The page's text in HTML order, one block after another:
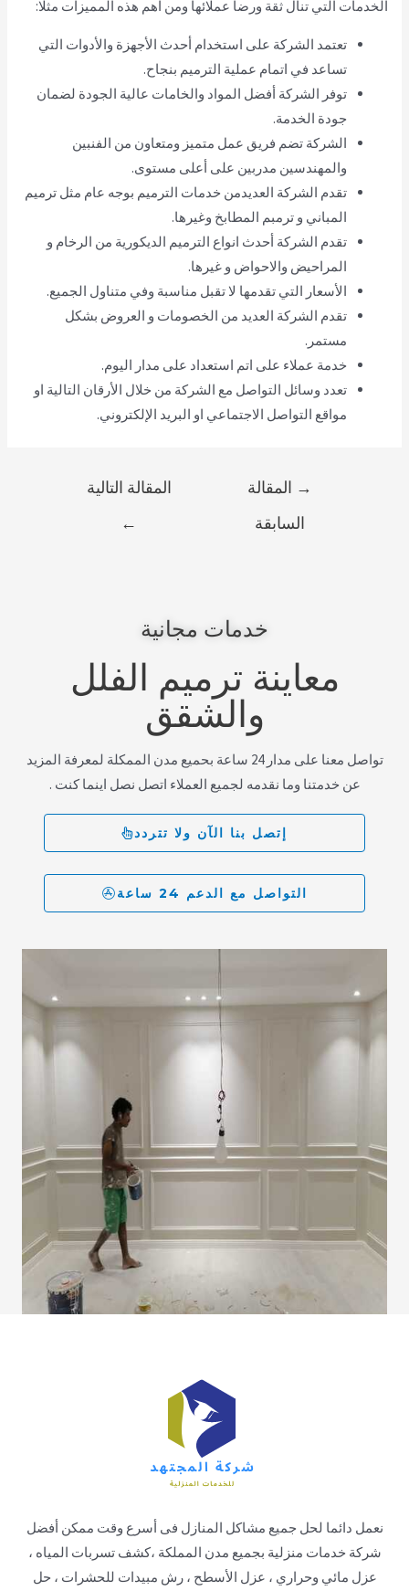
الخدمات التي تنال ثقة ورضا عملائها ومن اهم هذه المميزات مثلا:
تعتمد الشركة على استخدام أحدث الأجهزة والأدوات التي
تساعد في اتمام عملية الترميم بنجاح.
توفر الشركة أفضل المواد والخامات عالية الجودة لضمان
جودة الخدمة.
الشركة تضم فريق عمل متميز ومتعاون من الفنبين
والمهندسين مدربين على أعلى مستوى.
تقدم الشركة العديدمن خدمات الترميم بوجه عام مثل ترميم
المباني و ترمبم المطابخ وغيرها.
تقدم الشركة أحدث انواع الترميم الديكورية من الرخام و
المراحيض والاحواض و غيرها.
الأسعار التي تقدمها لا تقبل مناسبة وفي متناول الجميع.
تقدم الشركة العديد من الخصومات و العروض بشكل
مستمر.
خدمة عملاء على اتم استعداد على مدار اليوم.
تعدد وسائل التواصل مع الشركة من خلال الأرقان التالية او
مواقع التواصل الاجتماعي او البريد الإلكتروني.
→ المقالة
السابقة
المقالة التالية
←
خدمات مجانية
معاينة ترميم الفلل
والشقق
تواصل معنا على مدار 24 ساعة بحميع مدن الممكلة لمعرفة المزيد
عن خدمتنا وما نقدمه لجميع العملاء اتصل نصل اينما كنت .
إتصل بنا الآن ولا تتردد
التواصل مع الدعم 24 ساعة
نعمل دائما لحل جميع مشاكل المنازل فى أسرع وقت ممكن أفضل
شركة خدمات منزلية بجميع مدن المملكة ،كشف تسربات المياه ،
عزل مائي وحراري ، عزل الأسطح ، رش مبيدات للحشرات ، حل